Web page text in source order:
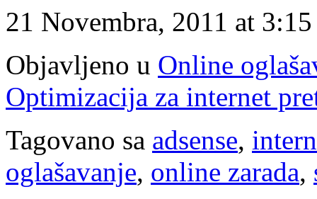
21 Novembra, 2011 at
Objavljeno u Online
Optimizacija za internet
Tagovano sa adsense,
oglašavanje, online zarada,